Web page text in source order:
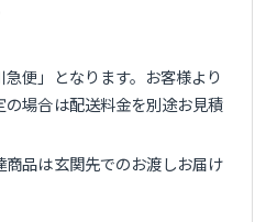
便」となります。お客様より
場合は配送料金を別途お見積
品は玄関先でのお渡しお届け